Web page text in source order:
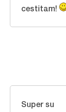
cestitam!
Super su